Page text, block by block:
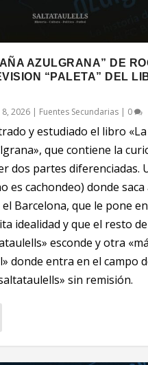
AZULGRANA” DE
“PALETA” DEL
8, 2026 Fuentes Secundarias 0
y estudiado el libro «La
que contiene la
dos partes diferenciadas.
es cachondeo) donde saca
Barcelona, que le pone
idealidad y que el resto
esconde y otra
donde entra en el campo
sin remisión.